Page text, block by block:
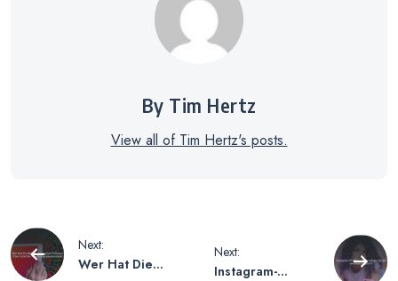
By Tim Hertz
View all of Tim Hertz's posts.
Beitragsnavigation
Next:
Wer Hat Die
Next:
Instagram-